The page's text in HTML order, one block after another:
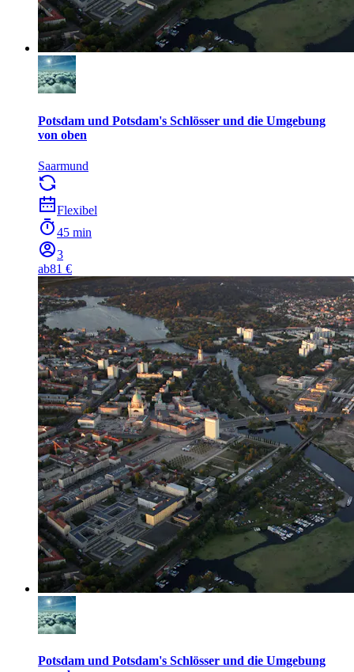
Potsdam und Potsdam's Schlösser und die Umgebung
von oben
Saarmund
Flexibel
45 min
3
ab81 €
Potsdam und Potsdam's Schlösser und die Umgebung